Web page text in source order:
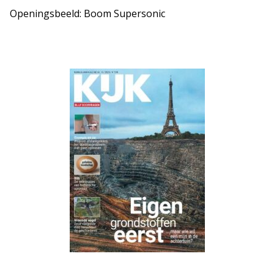
Openingsbeeld: Boom Supersonic